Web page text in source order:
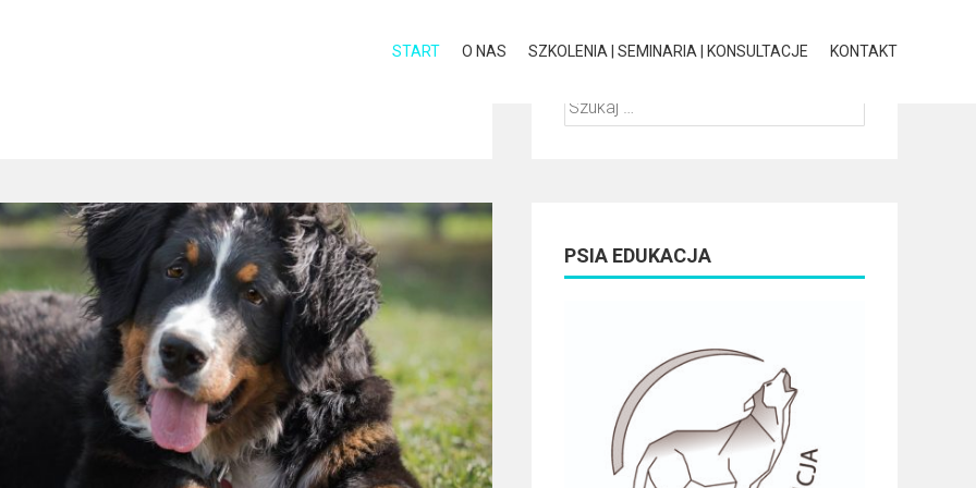
START O NAS SZKOLENIA | SEMINARIA | KONSULTACJE KONTAKT
Szukaj:
PSIA EDUKACJA